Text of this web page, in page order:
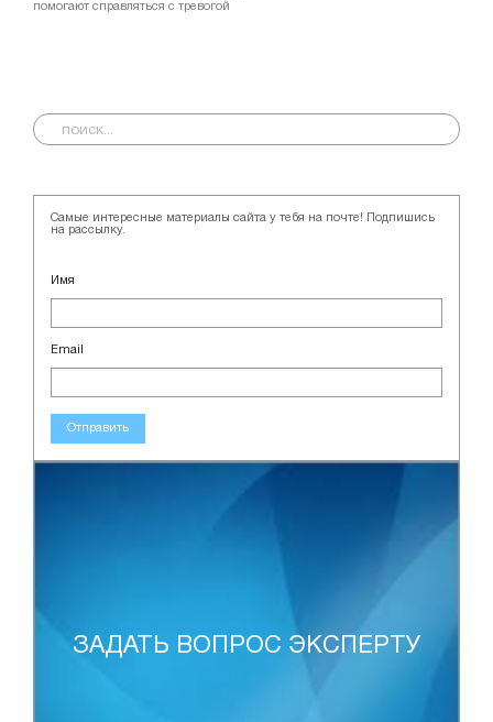
помогают справляться с тревогой
Самые интересные материалы сайта у тебя на почте! Подпишись
на рассылку.
Имя
Email
Отправить
ЗАДАТЬ ВОПРОС ЭКСПЕРТУ